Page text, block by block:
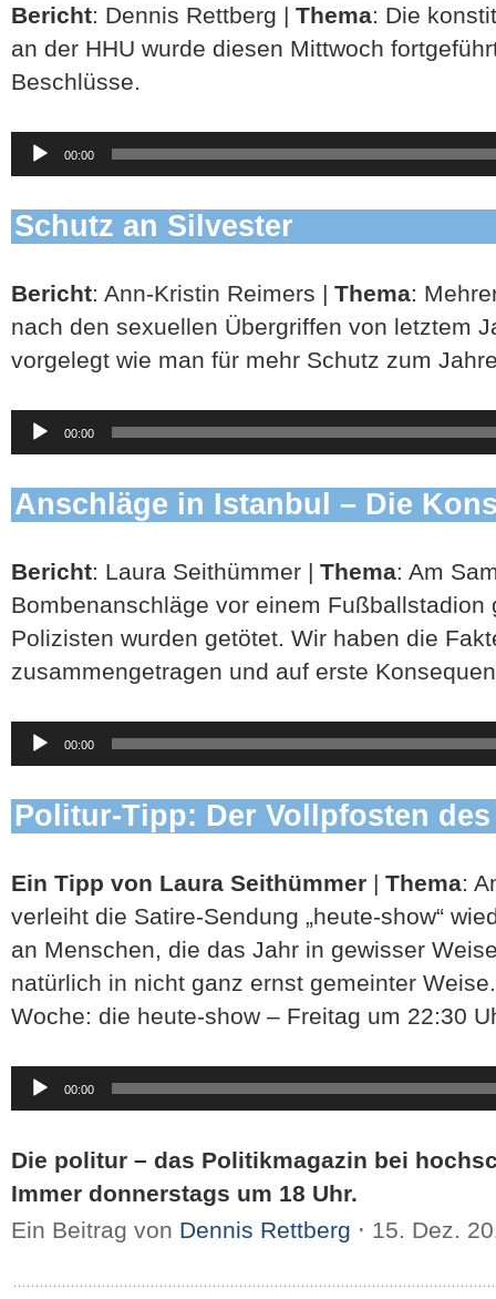
Bericht: Dennis Rettberg | Thema: Die
an der HHU wurde diesen Mittwoch
Beschlüsse.
Audio-
Player
00:00
Schutz an Silvester
Bericht: Ann-Kristin Reimers | Thema:
nach den sexuellen Übergriffen von letztem
vorgelegt wie man für mehr Schutz zum
Audio-
Player
00:00
Anschläge in Istanbul – Die
Bericht: Laura Seithümmer | Thema: Am
Bombenanschläge vor einem Fußballstadion
Polizisten wurden getötet. Wir haben die
zusammengetragen und auf erste
Audio-
Player
00:00
Politur-Tipp: Der Vollpfosten
Ein Tipp von Laura Seithümmer | Thema:
verleiht die Satire-Sendung „heute-show“
an Menschen, die das Jahr in gewisser
natürlich in nicht ganz ernst gemeinter
Woche: die heute-show – Freitag um 22:30
Audio-
Player
00:00
Die politur – das Politikmagazin bei
Immer donnerstags um 18 Uhr.
Ein Beitrag von Dennis Rettberg ⋅ 15. Dez.